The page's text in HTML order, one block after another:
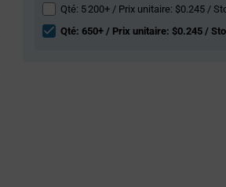
Qté: 5 200+ / Prix unitaire: $0.245 /
Qté: 650+ / Prix unitaire: $0.245 /